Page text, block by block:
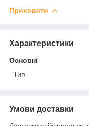
Приховати
Характеристики
Основні
Тип
Умови доставки